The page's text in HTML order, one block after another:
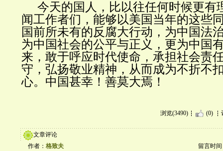
今天的国人，比以往任何时候更有
闻工作者们，能够以美国当年的这些
国前所未有的反腐大行动，为中国法
为中国社会的公平与正义，更为中国
来，敢于呼应时代使命，承担社会责
守，弘扬敬业精神，从而成为不折不
心。中国甚幸！善莫大焉！
浏览(3490) (0)
文章评论
作者： 格致夫 留言时间